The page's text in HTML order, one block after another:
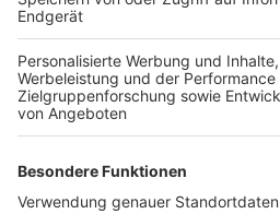
Kletterlandschaft. Die Rampe
Boden und über einen
rollstuhlgerechten Drehscheibe
Sandkasten. Rutsche,
Kletterparcours und die alte